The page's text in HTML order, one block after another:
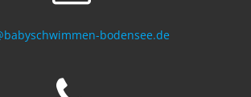
bodensee.de